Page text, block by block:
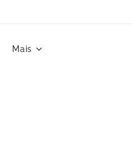
Mais